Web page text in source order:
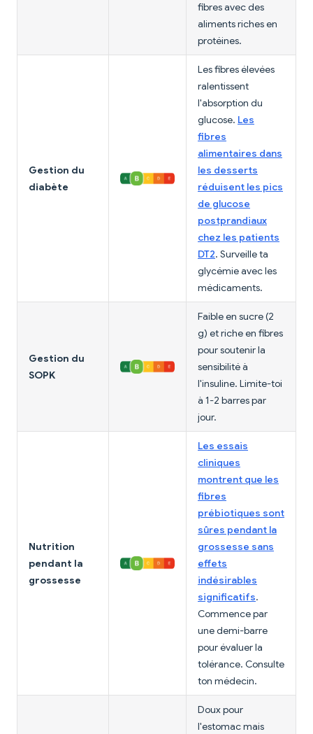
fibres avec des
aliments riches en
protéines.
Gestion du
diabète
Les fibres élevées
ralentissent
l'absorption du
glucose. Les
fibres
alimentaires dans
les desserts
réduisent les pics
de glucose
postprandiaux
chez les patients
DT2. Surveille ta
glycémie avec les
médicaments.
Gestion du
SOPK
Faible en sucre (2
g) et riche en fibres
pour soutenir la
sensibilité à
l'insuline. Limite-toi
à 1-2 barres par
jour.
Nutrition
pendant la
grossesse
Les essais
cliniques
montrent que les
fibres
prébiotiques sont
sûres pendant la
grossesse sans
effets
indésirables
significatifs.
Commence par
une demi-barre
pour évaluer la
tolérance. Consulte
ton médecin.
Doux pour
l'estomac mais